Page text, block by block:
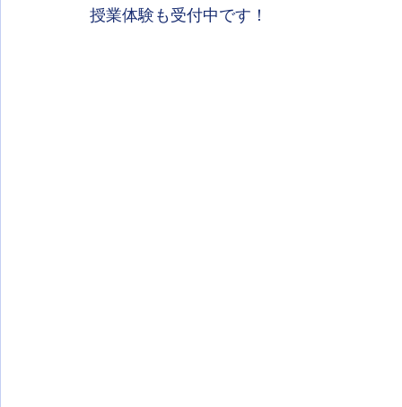
授業体験も受付中です！